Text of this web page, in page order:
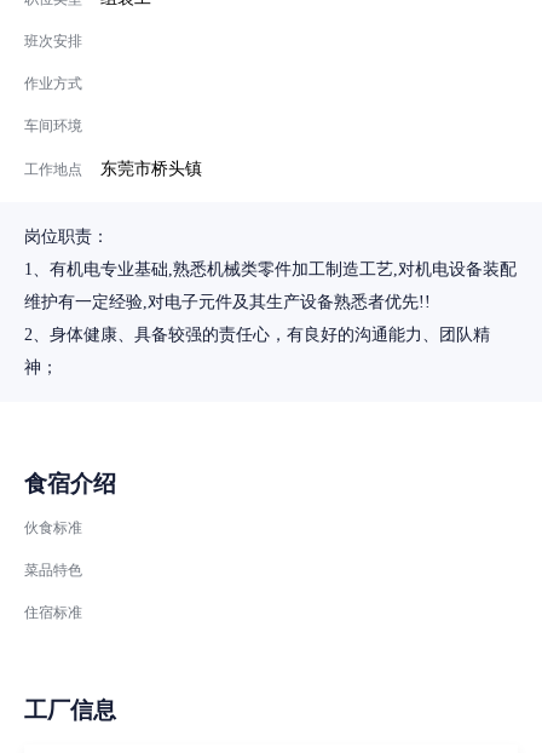
班次安排
作业方式
车间环境
工作地点 东莞市桥头镇
岗位职责：
1、有机电专业基础,熟悉机械类零件加工制造工艺,对机电设备装配
维护有一定经验,对电子元件及其生产设备熟悉者优先!!
2、身体健康、具备较强的责任心，有良好的沟通能力、团队精
神；
食宿介绍
伙食标准
菜品特色
住宿标准
工厂信息